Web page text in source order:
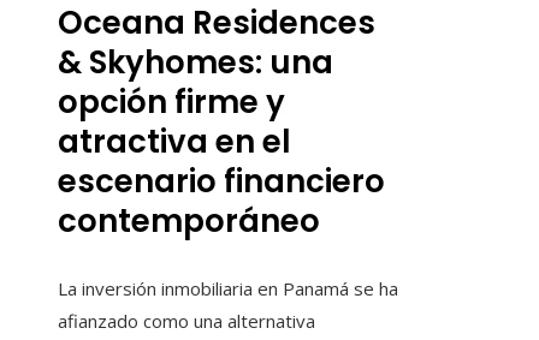
Oceana Residences
& Skyhomes: una
opción firme y
atractiva en el
escenario financiero
contemporáneo
La inversión inmobiliaria en Panamá se ha
afianzado como una alternativa